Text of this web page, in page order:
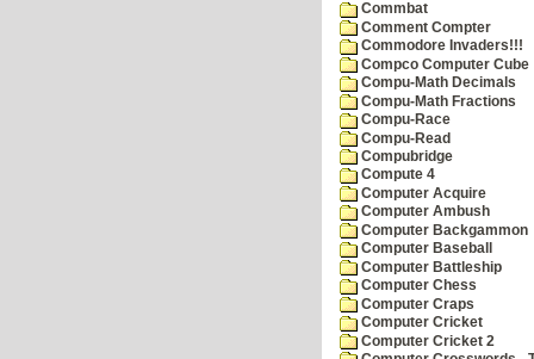
Commbat
Comment Compter
Commodore Invaders!!!
Compco Computer Cube
Compu-Math Decimals
Compu-Math Fractions
Compu-Race
Compu-Read
Compubridge
Compute 4
Computer Acquire
Computer Ambush
Computer Backgammon
Computer Baseball
Computer Battleship
Computer Chess
Computer Craps
Computer Cricket
Computer Cricket 2